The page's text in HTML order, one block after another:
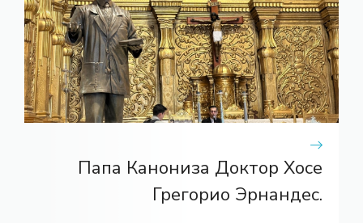
Папа Канониза Доктор Хосе
Грегорио Эрнандес.